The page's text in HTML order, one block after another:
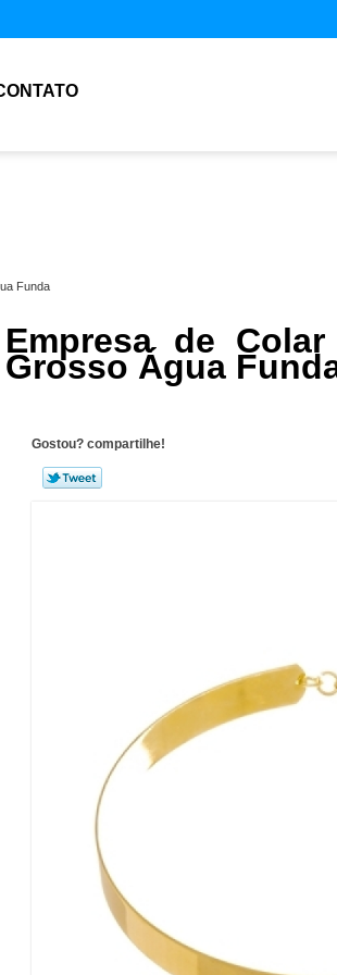
Funda
Empresa de
Grosso Água
Gostou? compartilhe!